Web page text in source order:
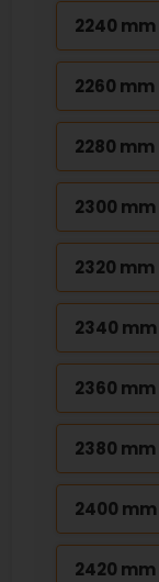
2240 mm
2260 mm
2280 mm
2300 mm
2320 mm
2340 mm
2360 mm
2380 mm
2400 mm
2420 mm